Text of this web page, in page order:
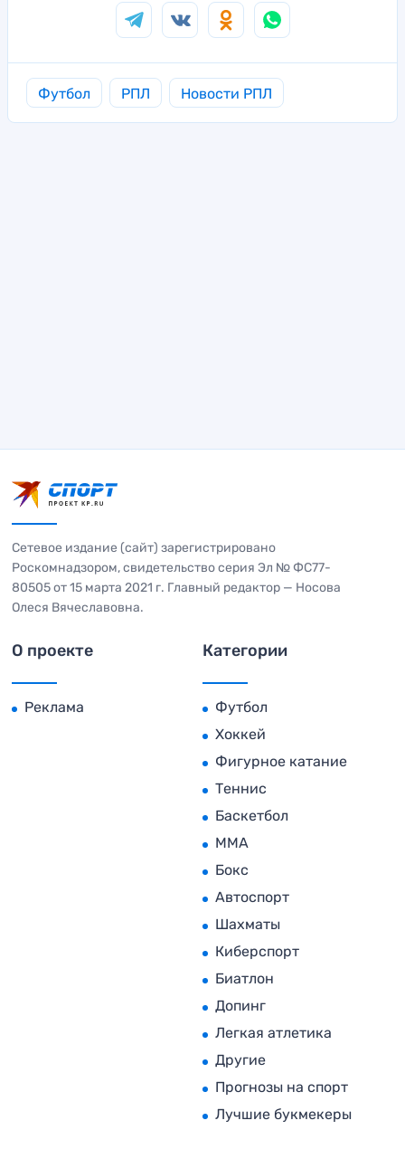
Футбол РПЛ Новости РПЛ
Сетевое издание (сайт) зарегистрировано
Роскомнадзором, свидетельство серия Эл № ФС77-
80505 от 15 марта 2021 г. Главный редактор — Носова
Олеся Вячеславовна.
О проекте
Реклама
Категории
Футбол
Хоккей
Фигурное катание
Теннис
Баскетбол
MMA
Бокс
Автоспорт
Шахматы
Киберспорт
Биатлон
Допинг
Легкая атлетика
Другие
Прогнозы на спорт
Лучшие букмекеры